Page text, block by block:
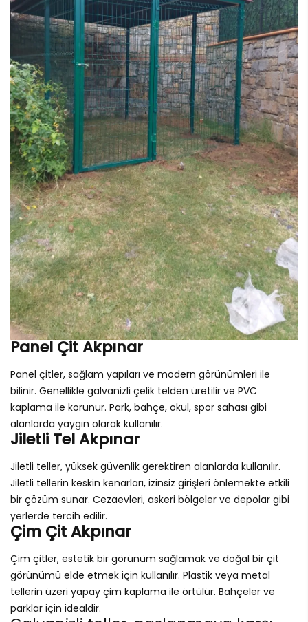
Panel Çit Akpınar
Panel çitler, sağlam yapıları ve modern görünümleri ile
bilinir. Genellikle galvanizli çelik telden üretilir ve PVC
kaplama ile korunur. Park, bahçe, okul, spor sahası gibi
alanlarda yaygın olarak kullanılır.
Jiletli Tel Akpınar
Jiletli teller, yüksek güvenlik gerektiren alanlarda kullanılır.
Jiletli tellerin keskin kenarları, izinsiz girişleri önlemekte etkili
bir çözüm sunar. Cezaevleri, askeri bölgeler ve depolar gibi
yerlerde tercih edilir.
Çim Çit Akpınar
Çim çitler, estetik bir görünüm sağlamak ve doğal bir çit
görünümü elde etmek için kullanılır. Plastik veya metal
tellerin üzeri yapay çim kaplama ile örtülür. Bahçeler ve
parklar için idealdir.